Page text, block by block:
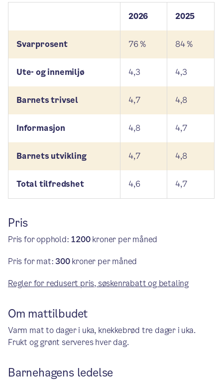
2026 2025
Svarprosent 76 % 84 %
Ute- og innemiljø 4,3 4,3
Barnets trivsel 4,7 4,8
Informasjon 4,8 4,7
Barnets utvikling 4,7 4,8
Total tilfredshet 4,6 4,7
Pris
Pris for opphold: 1200kroner per måned
Pris for mat:300kroner per måned
Regler for redusert pris, søskenrabatt og betaling
Om mattilbudet
Varm mat to dager i uka, knekkebrød tre dager i uka.
Frukt og grønt serveres hver dag.
Barnehagens ledelse